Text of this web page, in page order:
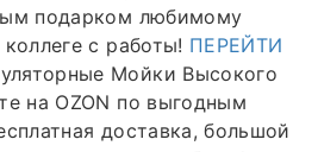
подарком любимому
с работы! ПЕРЕЙТИ
Мойки Высокого
на OZON по выгодным
доставка, большой